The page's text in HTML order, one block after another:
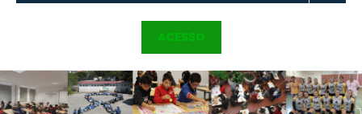
ACESSO